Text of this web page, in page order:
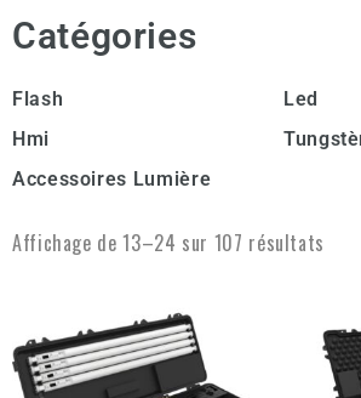
Catégories
Flash
Led
Hmi
Accessoires Lumière
Affichage de 13–24 sur 107 résultats